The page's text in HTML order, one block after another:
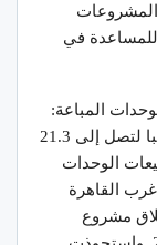
المشروعات
للمساعدة في
المباعة:
تضاعف إجمالي المبيعات المتعاقد عليها تقريبا لتصل إلى 21.3
زيادة مبيعات الوحدات
غرب القاهرة
مشروع